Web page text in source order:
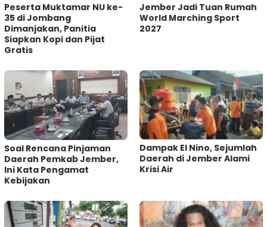
Peserta Muktamar NU ke-
35 di Jombang
Dimanjakan, Panitia
Siapkan Kopi dan Pijat
Gratis
Jember Jadi Tuan Rumah
World Marching Sport
2027
‎Soal Rencana Pinjaman
Daerah Pemkab Jember,
Ini Kata Pengamat
Kebijakan ‎
Dampak El Nino, Sejumlah
Daerah di Jember Alami
Krisi Air